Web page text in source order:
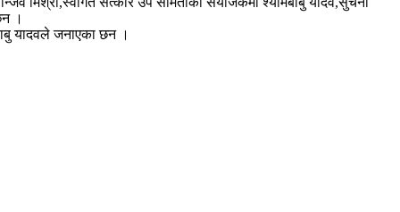
।
यादवले जनाएका छन ।